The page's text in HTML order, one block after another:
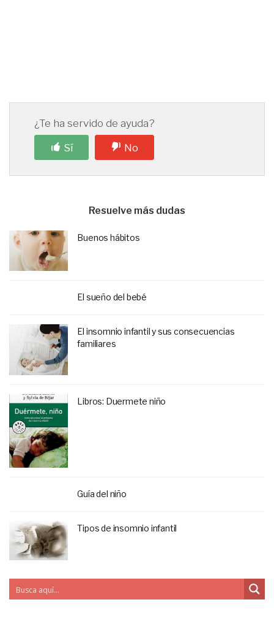
¿Te ha servido de ayuda?
Sí
No
Resuelve más dudas
Buenos hábitos
El sueño del bebé
El insomnio infantil y sus consecuencias
familiares
Libros: Duermete niño
Guía del niño
Tipos de insomnio infantil